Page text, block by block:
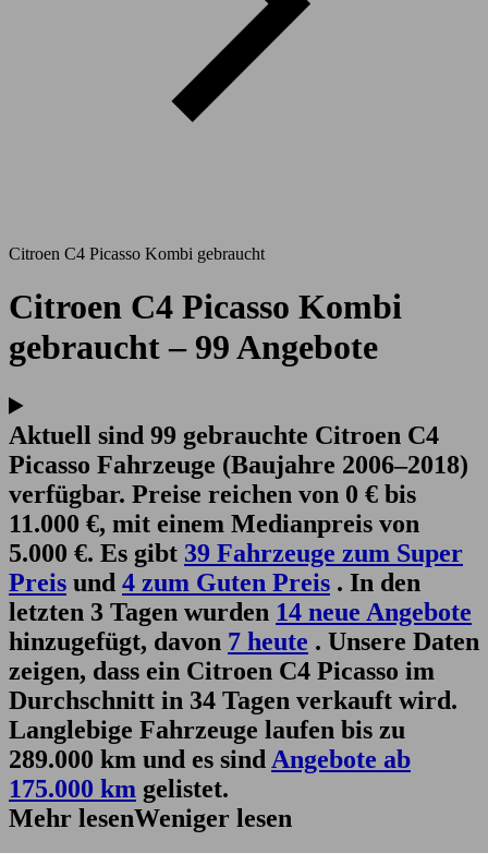
Citroen C4 Picasso Kombi gebraucht
Citroen C4 Picasso Kombi
gebraucht – 99 Angebote
Aktuell sind 99 gebrauchte Citroen C4
Picasso Fahrzeuge (Baujahre 2006–2018)
verfügbar. Preise reichen von 0 € bis
11.000 €, mit einem Medianpreis von
5.000 €. Es gibt 39 Fahrzeuge zum Super
Preis und 4 zum Guten Preis . In den
letzten 3 Tagen wurden 14 neue Angebote
hinzugefügt, davon 7 heute . Unsere Daten
zeigen, dass ein Citroen C4 Picasso im
Durchschnitt in 34 Tagen verkauft wird.
Langlebige Fahrzeuge laufen bis zu
289.000 km und es sind Angebote ab
175.000 km gelistet.
Mehr lesenWeniger lesen